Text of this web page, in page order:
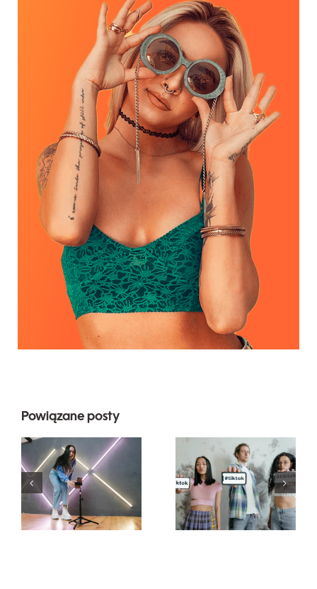
Powiązane posty
5
najlepszych
metod na
zwiększenie
zasięgu
organicznego
Najlepsze
generatory
czcionek na
TikTok do
kreatywnych